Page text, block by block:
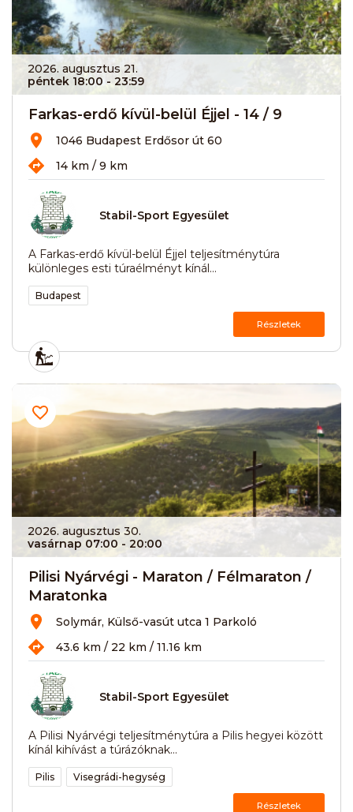
2026. augusztus 21.
péntek 18:00 - 23:59
Farkas-erdő kívül-belül Éjjel - 14 / 9
1046 Budapest Erdősor út 60
14 km / 9 km
Stabil-Sport Egyesület
A Farkas-erdő kívül-belül Éjjel teljesítménytúra
különleges esti túraélményt kínál...
Budapest
Részletek
2026. augusztus 30.
vasárnap 07:00 - 20:00
Pilisi Nyárvégi - Maraton / Félmaraton /
Maratonka
Solymár, Külső-vasút utca 1 Parkoló
43.6 km / 22 km / 11.16 km
Stabil-Sport Egyesület
A Pilisi Nyárvégi teljesítménytúra a Pilis hegyei között
kínál kihívást a túrázóknak...
Pilis Visegrádi-hegység
Részletek